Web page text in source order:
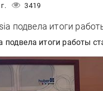
3419
подвела итоги
подвела итоги работы